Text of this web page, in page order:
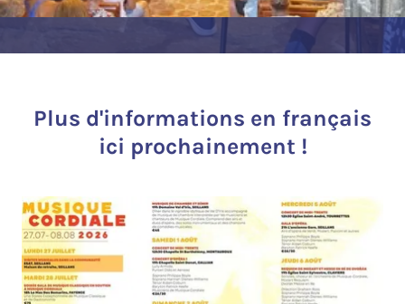
Plus d'informations en français
ici prochainement !